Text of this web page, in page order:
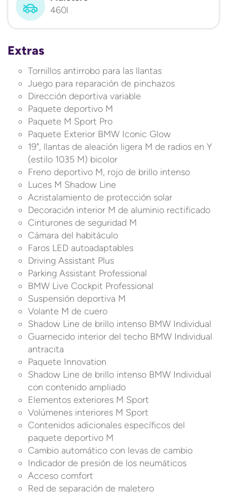
460l
Extras
Tornillos antirrobo para las llantas
Juego para reparación de pinchazos
Dirección deportiva variable
Paquete deportivo M
Paquete M Sport Pro
Paquete Exterior BMW Iconic Glow
19", llantas de aleación ligera M de radios en Y
(estilo 1035 M) bicolor
Freno deportivo M, rojo de brillo intenso
Luces M Shadow Line
Acristalamiento de protección solar
Decoración interior M de aluminio rectificado
Cinturones de seguridad M
Cámara del habitáculo
Faros LED autoadaptables
Driving Assistant Plus
Parking Assistant Professional
BMW Live Cockpit Professional
Suspensión deportiva M
Volante M de cuero
Shadow Line de brillo intenso BMW Individual
Guarnecido interior del techo BMW Individual
antracita
Paquete Innovation
Shadow Line de brillo intenso BMW Individual
con contenido ampliado
Elementos exteriores M Sport
Volúmenes interiores M Sport
Contenidos adicionales específicos del
paquete deportivo M
Cambio automático con levas de cambio
Indicador de presión de los neumáticos
Acceso comfort
Red de separación de maletero